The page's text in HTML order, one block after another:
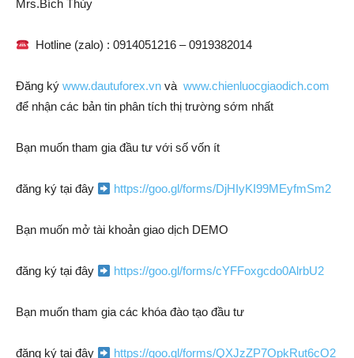
Mrs.Bích Thủy
Hotline (zalo) : 0914051216 – 0919382014
Đăng ký www.dautuforex.vn và www.chienluocgiaodich.com
để nhận các bản tin phân tích thị trường sớm nhất
Bạn muốn tham gia đầu tư với số vốn ít
đăng ký tại đây https://goo.gl/forms/DjHIyKI99MEyfmSm2
Bạn muốn mở tài khoản giao dịch DEMO
đăng ký tại đây https://goo.gl/forms/cYFFoxgcdo0AlrbU2
Bạn muốn tham gia các khóa đào tạo đầu tư
đăng ký tại đây https://goo.gl/forms/QXJzZP7OpkRut6cO2